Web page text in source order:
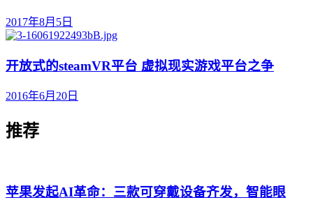
2017年8月5日
开放式的steamVR平台 虚拟现实游戏平台之争
2016年6月20日
推荐
苹果发起AI革命：三款可穿戴设备齐发，智能眼